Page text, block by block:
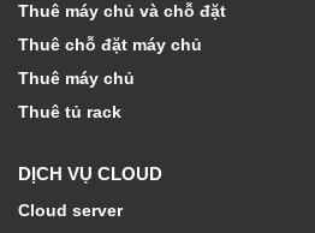
Thuê máy chủ và chỗ đặt
Thuê chỗ đặt máy chủ
Thuê máy chủ
Thuê tủ rack
DỊCH VỤ CLOUD
Cloud server